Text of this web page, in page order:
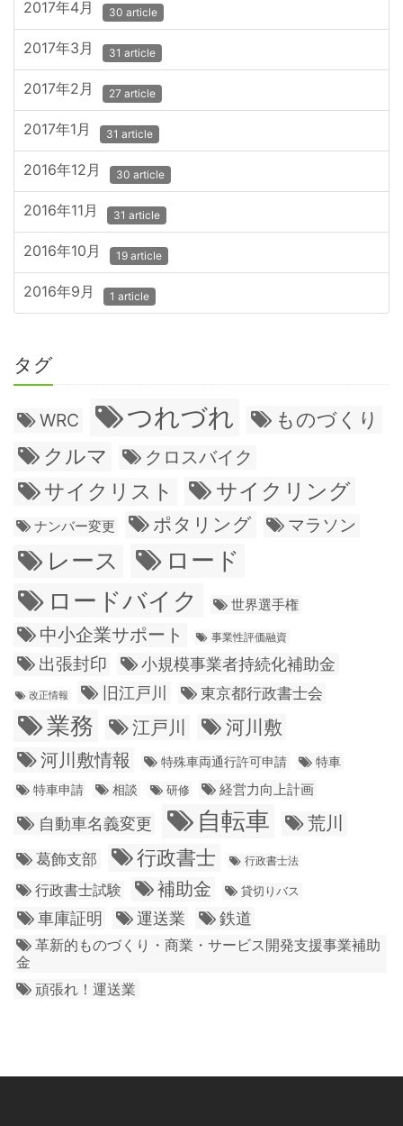
2017年4月 30 article
2017年3月 31 article
2017年2月 27 article
2017年1月 31 article
2016年12月 30 article
2016年11月 31 article
2016年10月 19 article
2016年9月 1 article
タグ
WRC つれづれ ものづくり
クルマ クロスバイク
サイクリスト サイクリング
ナンバー変更 ポタリング マラソン
レース
ロード
ロードバイク
世界選手権
中小企業サポート 事業性評価融資
出張封印 小規模事業者持続化補助金
改正情報 旧江戸川 東京都行政書士会
業務 江戸川
河川敷
河川敷情報
特殊車両通行許可申請
特車
特車申請
相談 研修 経営力向上計画
自動車名義変更 自転車 荒川
葛飾支部 行政書士 行政書士法
行政書士試験 補助金 貸切りバス
車庫証明 運送業 鉄道
革新的ものづくり・商業・サービス開発支援事業補助
金
頑張れ！運送業